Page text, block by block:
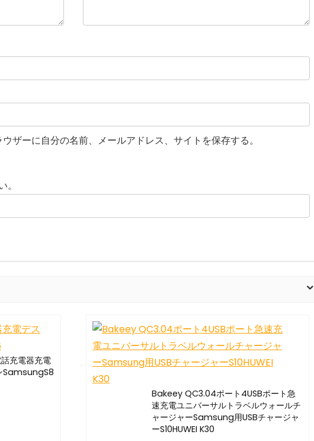
ザーに自分の名前、メールアドレス、サイトを保存する。
充電器充電
SamsungS8
Bakeey QC3.04ポート4USBポート急
速充電ユニバーサルトラベルウォールチ
ャージャーSamsung用USBチャージャ
ーS10HUWEI K30